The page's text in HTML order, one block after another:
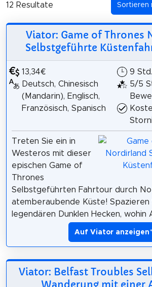
12 Resultate Sortieren
Viator: Game of Thrones
Selbstgeführte
13,34€
Deutsch, Chinesisch
(Mandarin), Englisch,
Französisch, Spanisch
9
5/5
Treten Sie ein in
Westeros mit dieser
epischen Game of
Thrones
Selbstgeführten Fahrtour durch
atemberaubende Küste! Spazieren
legendären Dunklen Hecken, wohin
Auf Viator anzeigen*
Viator: Belfast Troubles
Wanderung mit einer